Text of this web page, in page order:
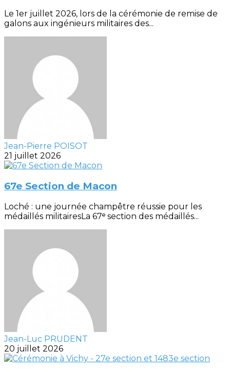
Le 1er juillet 2026, lors de la cérémonie de remise de
galons aux ingénieurs militaires des...
Jean-Pierre POISOT
21 juillet 2026
67e Section de Macon
Loché : une journée champêtre réussie pour les
médaillés militairesLa 67ᵉ section des médaillés...
Jean-Luc PRUDENT
20 juillet 2026